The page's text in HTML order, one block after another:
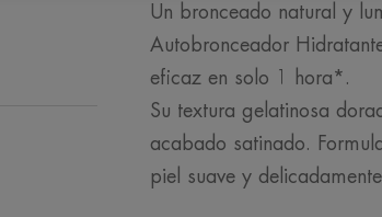
Un bronceado natural y
Autobronceador
eficaz en solo 1 hora*.
Su textura gelatinosa
acabado satinado.
piel suave y